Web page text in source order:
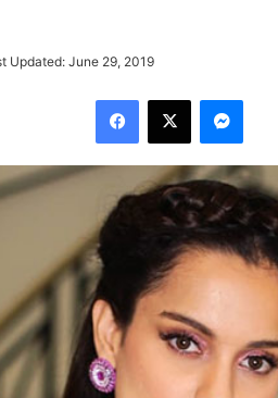
Updated: June 29, 2019